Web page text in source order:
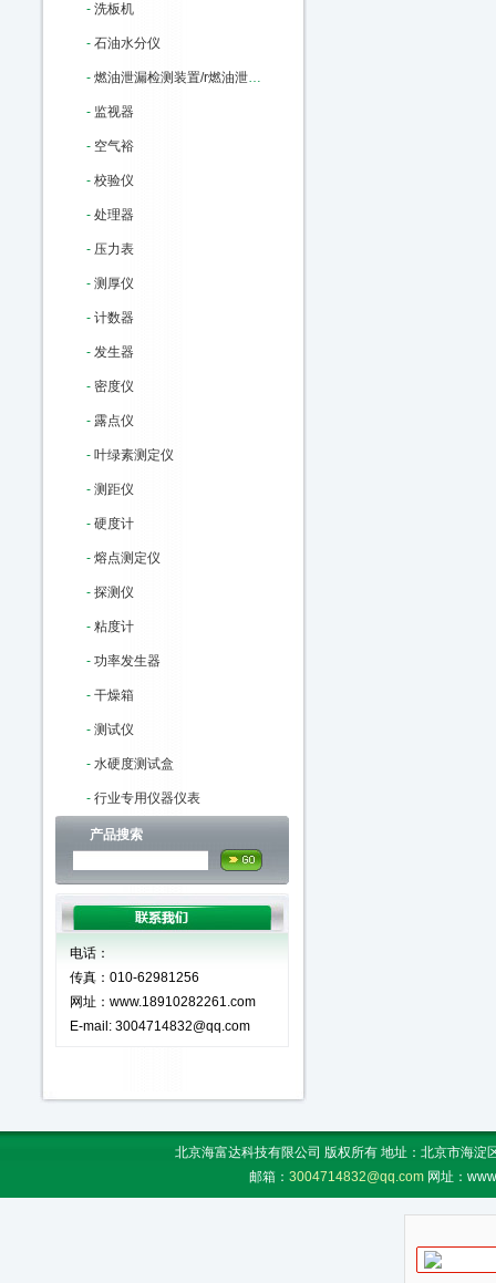
- 洗板机
- 石油水分仪
- 燃油泄漏检测装置/r燃油泄漏报警器（主机+探测点） 型号:LX23库号：M405302
- 监视器
- 空气裕
- 校验仪
- 处理器
- 压力表
- 测厚仪
- 计数器
- 发生器
- 密度仪
- 露点仪
- 叶绿素测定仪
- 测距仪
- 硬度计
- 熔点测定仪
- 探测仪
- 粘度计
- 功率发生器
- 干燥箱
- 测试仪
- 水硬度测试盒
- 行业专用仪器仪表
产品搜索
电话：
传真：010-62981256
网址：www.18910282261.com
E-mail: 3004714832@qq.com
北京海富达科技有限公司 版权所有 地址：北京市海
邮箱： 3004714832@qq.com 网址：